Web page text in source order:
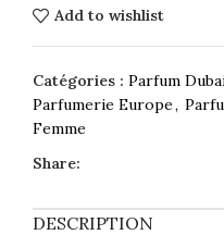
Add to wishlist
Catégories : Parfum
Parfumerie Europe,
Femme
Share:
DESCRIPTION